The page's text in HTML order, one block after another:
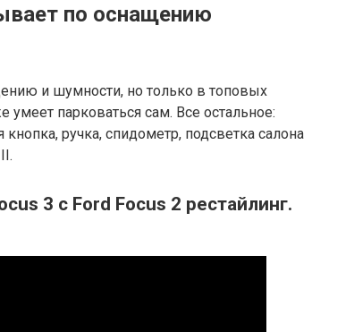
по оснащению
и шумности, но только в топовых
умеет парковаться сам. Все остальное:
ручка, спидометр, подсветка салона
3 с Ford Focus 2 рестайлинг.